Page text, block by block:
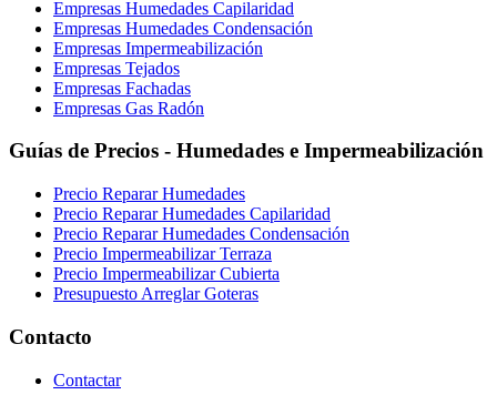
Empresas Humedades Capilaridad
Empresas Humedades Condensación
Empresas Impermeabilización
Empresas Tejados
Empresas Fachadas
Empresas Gas Radón
Guías de Precios - Humedades e Impermeabilización
Precio Reparar Humedades
Precio Reparar Humedades Capilaridad
Precio Reparar Humedades Condensación
Precio Impermeabilizar Terraza
Precio Impermeabilizar Cubierta
Presupuesto Arreglar Goteras
Contacto
Contactar